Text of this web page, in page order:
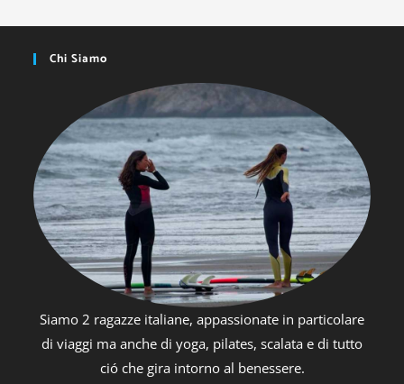
A
Di
Significato
E
Propositiva.
Chi Siamo
Siamo 2 ragazze italiane, appassionate in particolare
di viaggi ma anche di yoga, pilates, scalata e di tutto
ció che gira intorno al benessere.